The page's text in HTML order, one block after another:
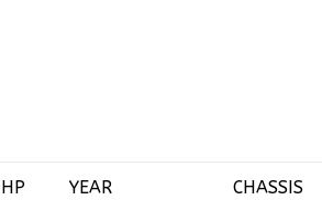
HP
YEAR
CHASSIS